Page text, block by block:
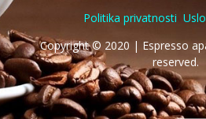
Politika privatnosti
Copyright © 2020 | Espresso
reserved.